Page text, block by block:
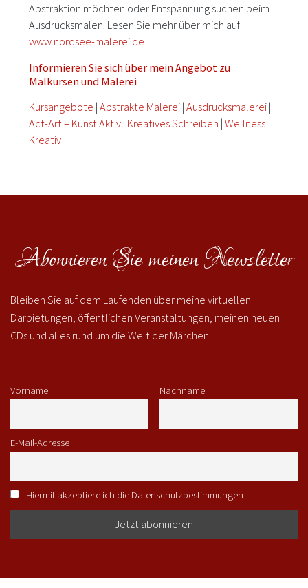
Abstraktion möchten oder Entspannung suchen beim
Ausdrucksmalen. Lesen Sie mehr über mich auf
www.nordsee-malerei.de
Informieren Sie sich über mein Angebot zu
Malkursen und Malerei
Kursangebote |Abstrakte Malerei |Ausdrucksmalerei |
Act-Art – Kunst Aktiv | Kreatives Schreiben |Wellness
Kreativ
Abonnieren Sie meinen Newsletter
Bleiben Sie auf dem Laufenden über meine virtuellen
Darbietungen, öffentlichen Veranstaltungen, meinen neuen
CDs und alles rund um die Welt der Märchen
Vorname Nachname
E-Mail-Adresse
Hiermit akzeptiere ich die Datenschutzbestimmungen